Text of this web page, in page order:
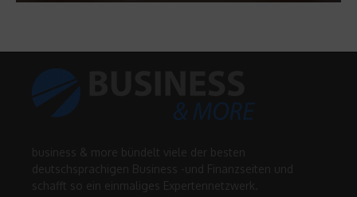
business & more bündelt viele der besten
deutschsprachigen Business -und Finanzseiten und
schafft so ein einmaliges Expertennetzwerk.